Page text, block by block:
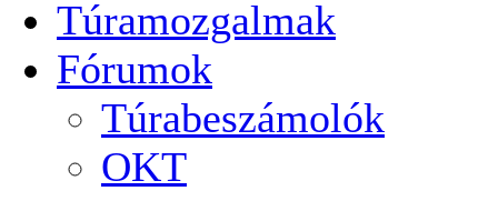
Túramozgalmak
Fórumok
Túrabeszámolók
OKT